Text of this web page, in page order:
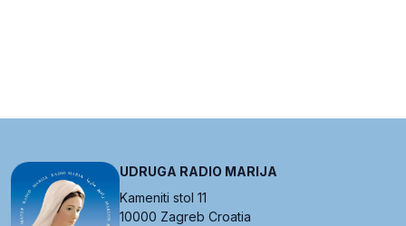
UDRUGA RADIO MARIJA
Kameniti stol 11
10000 Zagreb Croatia